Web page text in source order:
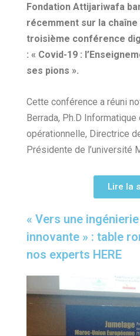
Fondation Attijariwafa
récemment sur la chaîne
troisième conférence
: « Covid-19 :
ses pions ».
Cette conférence a réuni
Berrada, Ph.D Informatique
opérationnelle, Directrice
Présidente de l’université
Lire la
« Vers une
innovante » : table
nos experts HERE